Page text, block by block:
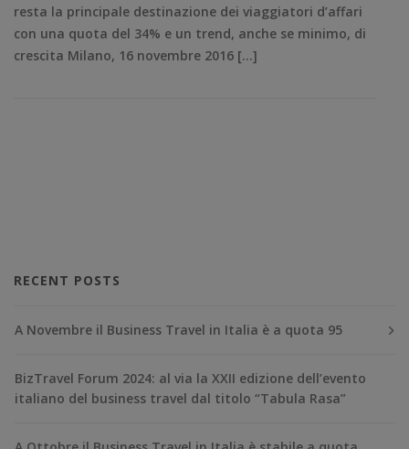
resta la principale destinazione dei viaggiatori d’affari
con una quota del 34% e un trend, anche se minimo, di
crescita Milano, 16 novembre 2016 […]
RECENT POSTS
A Novembre il Business Travel in Italia è a quota 95
BizTravel Forum 2024: al via la XXII edizione dell’evento
italiano del business travel dal titolo “Tabula Rasa”